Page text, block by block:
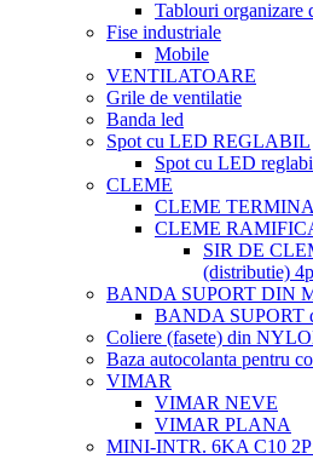
Tablouri organizare
Fise industriale
Mobile
VENTILATOARE
Grile de ventilatie
Banda led
Spot cu LED REGLABIL
Spot cu LED
CLEME
CLEME
CLEME
SIR DE
(distributie)
BANDA SUPORT DIN
BANDA SUPORT
Coliere (fasete) din
Baza autocolanta pentru
VIMAR
VIMAR NEVE
VIMAR PLANA
MINI-INTR. 6KA C10 2P